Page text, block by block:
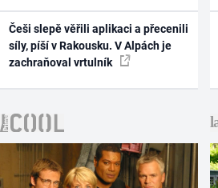
Češi slepě věřili aplikaci a přecenili
síly, píší v Rakousku. V Alpách je
zachraňoval vrtulník